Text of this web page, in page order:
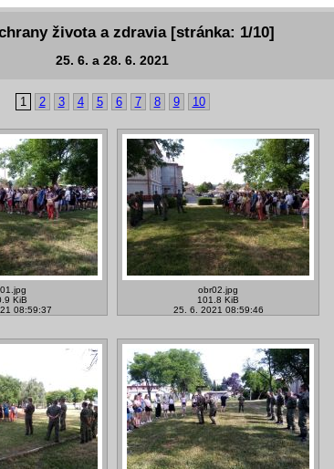
života a zdravia [stránka: 1/10]
25. 6. a 28. 6. 2021
1 2 3 4 5 6 7 8 9 10
KiB
08:59:37
obr02.jpg
101.8 KiB
25. 6. 2021 08:59:46